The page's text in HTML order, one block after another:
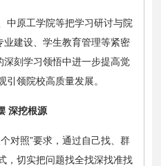
中原工学院等把学习研讨与院
业建设、学生教育管理等紧密
深刻学习领悟中进一步提高觉
领院校高质量发展。
深挖根源
对照”要求，通过自己找、群
，切实把问题找全找深找准找